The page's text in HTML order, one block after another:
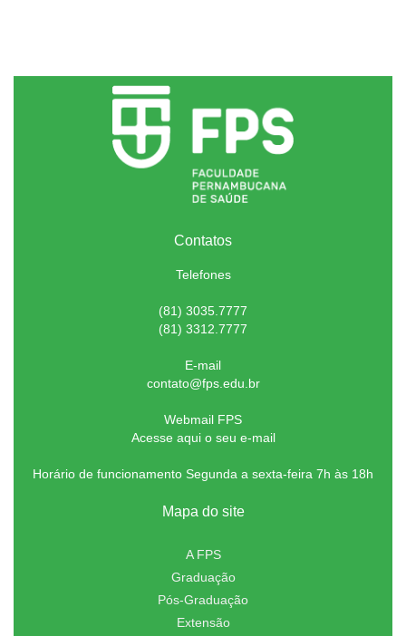
Contatos
Telefones
(81) 3035.7777
(81) 3312.7777
E-mail
contato@fps.edu.br
Webmail FPS
Acesse aqui o seu e-mail
Horário de funcionamento Segunda a sexta-feira 7h às 18h
Mapa do site
A FPS
Graduação
Pós-Graduação
Extensão